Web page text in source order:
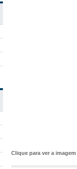
Clique para ver a